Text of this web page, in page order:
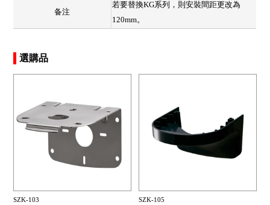
备注
若要替換KG系列，則安裝間距更改為
120mm。
選購品
SZK-103
SZK-105